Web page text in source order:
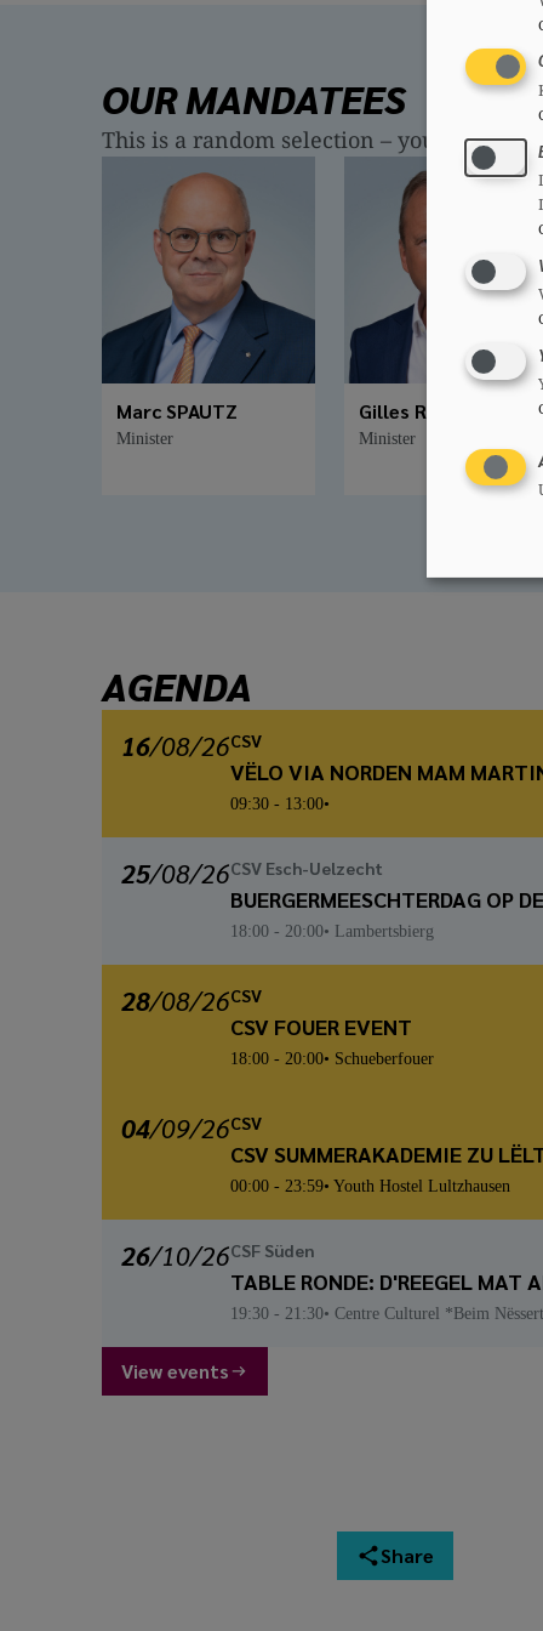
OUR MANDATEES
This is a random selection – you can find
Marc SPAUTZ
Minister
Gilles ROTH
Minister
AGENDA
16/08/26CSV
VËLO VIA NORDEN MAM
09:30 - 13:00
25/08/26CSV Esch-Uelzecht
BUERGERMEESCHTERDAG OP
18:00 - 20:00 Lambertsbierg
28/08/26CSV
CSV FOUER EVENT
18:00 - 20:00 Schueberfouer
04/09/26CSV
CSV SUMMERAKADEMIE ZU
00:00 - 23:59 Youth Hostel Lultzhausen
26/10/26CSF Süden
TABLE RONDE: D'REEGEL MAT
19:30 - 21:30 Centre Culturel *Beim
View events
Share